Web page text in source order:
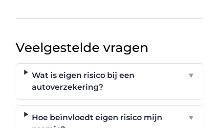
Veelgestelde vragen
Wat is eigen risico bij een
autoverzekering?
▼
Hoe beïnvloedt eigen risico mijn
▼